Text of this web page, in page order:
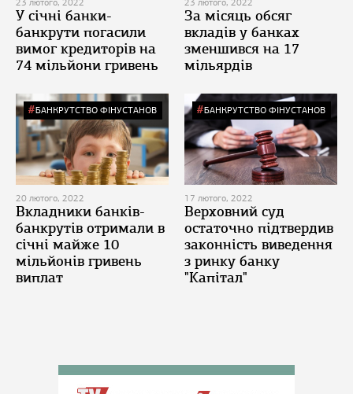
23 лютого, 2022
У січні банки-
банкрути погасили
вимог кредиторів на
74 мільйони гривень
23 лютого, 2022
За місяць обсяг
вкладів у банках
зменшився на 17
мільярдів
БАНКРУТСТВО ФІНУСТАНОВ
20 лютого, 2022
Вкладники банків-
банкрутів отримали в
січні майже 10
мільйонів гривень
виплат
БАНКРУТСТВО ФІНУСТАНОВ
17 лютого, 2022
Верховний суд
остаточно підтвердив
законність виведення
з ринку банку
"Капітал"